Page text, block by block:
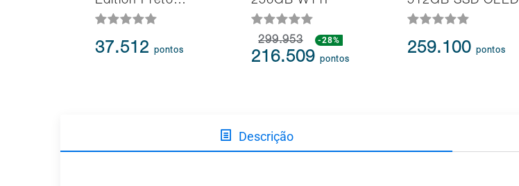
37.512pontos
299.953 -28%
216.509pontos
259.100pontos
Descrição